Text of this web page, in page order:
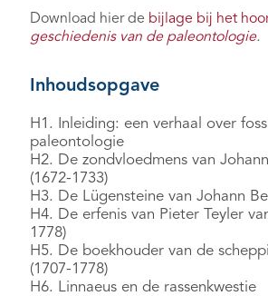
Download hier de bijlage bij het
geschiedenis van de paleontologie.
Inhoudsopgave
H1. Inleiding: een verhaal over
paleontologie
H2. De zondvloedmens van
(1672-1733)
H3. De Lügensteine van Johann
H4. De erfenis van Pieter Teyler
1778)
H5. De boekhouder van de
(1707-1778)
H6. Linnaeus en de rassenkwestie